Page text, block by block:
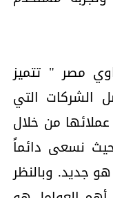
مصر " تتميز
الشركات التي
من خلال
نسعى دائماً
جديد. وبالنظر